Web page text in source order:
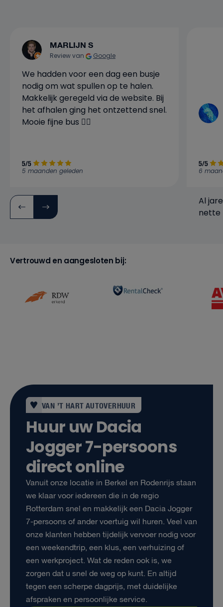
MARLIJN S
Review van Google
We hadden voor een dag een busje
nodig om wat spullen op te halen.
Makkelijk geregeld via de website. Bij
het afhalen ging het ontzettend snel.
Mooie fijne bus 👍🏼
5/5
5 maanden geleden
Al
nette
5/5
6
Vertrouwd en aangesloten bij:
VAN ’T HART AUTOVERHUUR
Huur uw Dacia
Jogger 7-persoons
direct online
Vanuit onze locatie in Berkel en Rodenrijs staan
we klaar voor iedereen die in de regio
Rotterdam snel en makkelijk een Dacia Jogger
7-persoons of ander voertuig wil huren. Veel van
onze klanten hebben tijdelijk vervoer nodig voor
een weekendtrip, een klus, een verhuizing of
een werkproject. Wat de reden ook is, we
zorgen dat u snel de weg op kunt. En altijd
tegen een scherpe dagprijs, met duidelijke
afspraken en persoonlijke service.